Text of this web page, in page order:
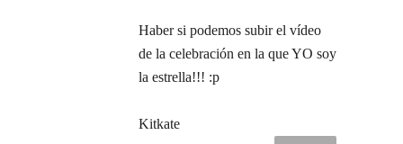
Haber si podemos subir el vídeo
de la celebración en la que YO soy
la estrella!!! :p
Kitkate